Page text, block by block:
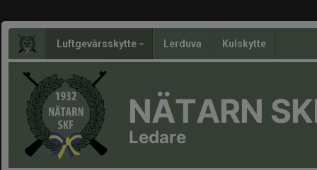
Luftgevärsskytte Lerduva Kulskytte
NÄTARN
Ledare